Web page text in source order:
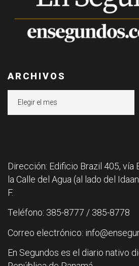
ARCHIVOS
Dirección: Edificio Brazil 405, vía
la Calle del Agua (al lado del
F.
Teléfono: 385-8777 / 385-8778
Correo electrónico:
En Segundos es el diario nativo